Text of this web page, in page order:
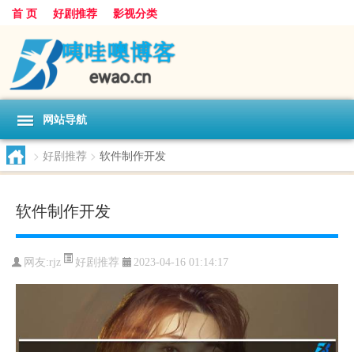
首 页 好剧推荐 影视分类
网站导航
> 好剧推荐 > 软件制作开发
软件制作开发
网友:rjz 好剧推荐 2023-04-16 01:14:17